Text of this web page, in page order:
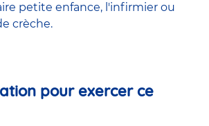
petite enfance, l'infirmier ou
crèche.
pour exercer ce